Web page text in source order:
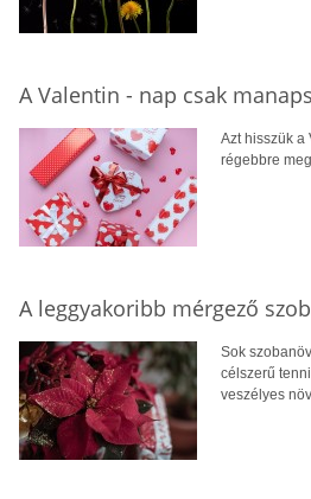
A Valentin - nap csak
Azt hisszük a
régebbre
A leggyakoribb mérgező
Sok
célszerű
veszélyes